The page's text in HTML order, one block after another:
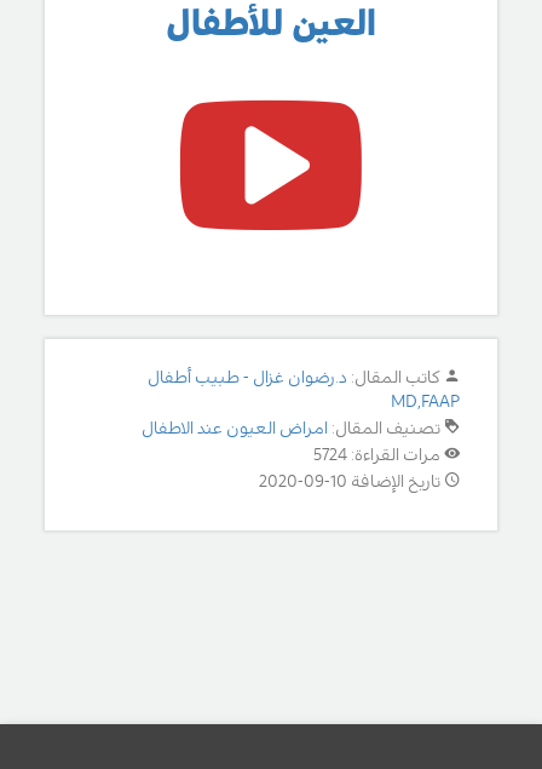
العين للأطفال
كاتب المقال: د.رضوان غزال - طبيب أطفال
MD,FAAP
تصنيف المقال: امراض العيون عند الاطفال
مرات القراءة: 5724
تاريخ الإضافة 10-09-2020